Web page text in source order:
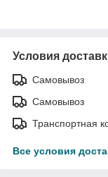
Условия
Самовывоз
Самовывоз
Транспортная
Все условия